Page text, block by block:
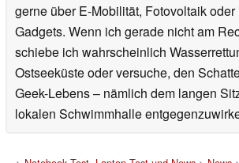
gerne über E-Mobilität, Fotovoltaik
Gadgets. Wenn ich gerade nicht am
schiebe ich wahrscheinlich
Ostseeküste oder versuche, den
Geek-Lebens – nämlich dem langen
lokalen Schwimmhalle